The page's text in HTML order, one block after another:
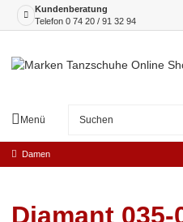
Kundenberatung
Telefon 0 74 20 / 91 32 94
Menü
Damen
Diamant 035-